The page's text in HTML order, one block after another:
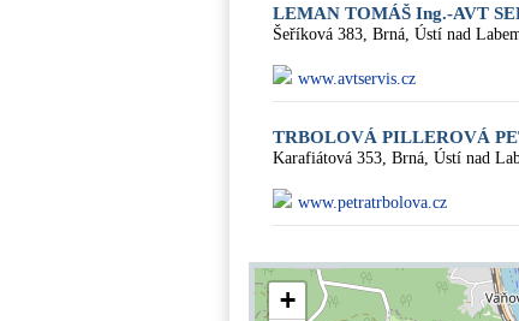
LEMAN TOMÁŠ Ing.-AVT
Šeříková 383, Brná, Ústí nad
www.avtservis.cz
TRBOLOVÁ PILLEROVÁ
Karafiátová 353, Brná, Ústí nad
www.petratrbolova.cz
+